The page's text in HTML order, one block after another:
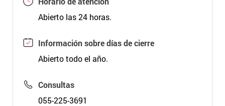
Abierto las 24 horas.
Información sobre días de cierre
Abierto todo el año.
Consultas
055-225-3691